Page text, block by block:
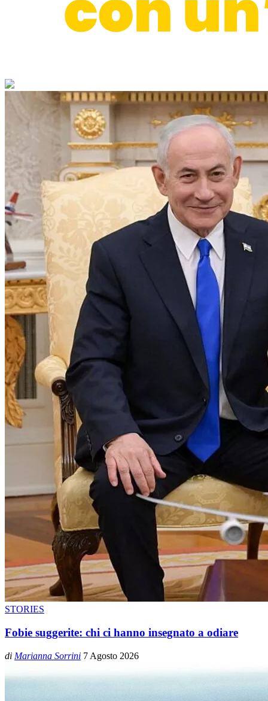
STORIES
Fobie suggerite: chi ci hanno insegnato a odiare
di Marianna Sorrini 7 Agosto 2026